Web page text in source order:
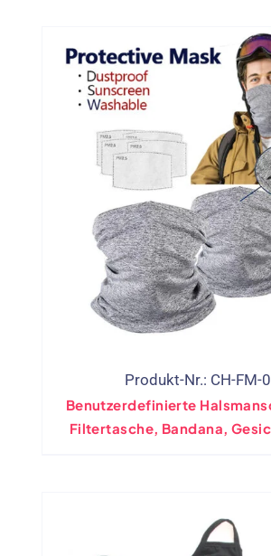
Produkt-Nr.: CH-FM-
Benutzerdefinierte
Filtertasche, Bandana,